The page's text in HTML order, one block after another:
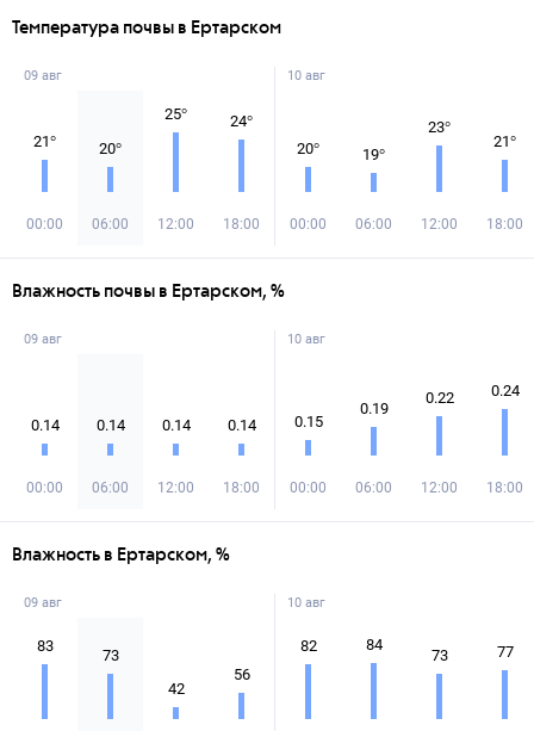
Температура почвы в Ертарском
09 авг
21°
00:00
20°
06:00
25°
12:00
24°
18:00
10 авг
20°
00:00
19°
06:00
23°
12:00
21°
18:00
Влажность почвы в Ертарском, %
09 авг
0.14
00:00
0.14
06:00
0.14
12:00
0.14
18:00
10 авг
0.15
00:00
0.19
06:00
0.22
12:00
0.24
18:00
Влажность в Ертарском, %
09 авг
83
73
42
56
10 авг
82 84
73 77